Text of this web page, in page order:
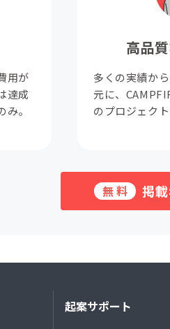
用が
達成
。
高品
多くの実績か
元に、
のプロジェク
無料 掲
起案サポート